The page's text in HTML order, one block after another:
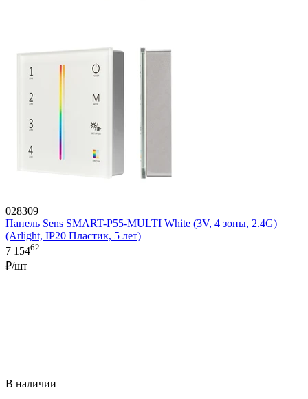
028309
Панель Sens SMART-P55-MULTI White (3V, 4 зоны, 2.4G)
(Arlight, IP20 Пластик, 5 лет)
7 15462
₽/шт
В наличии